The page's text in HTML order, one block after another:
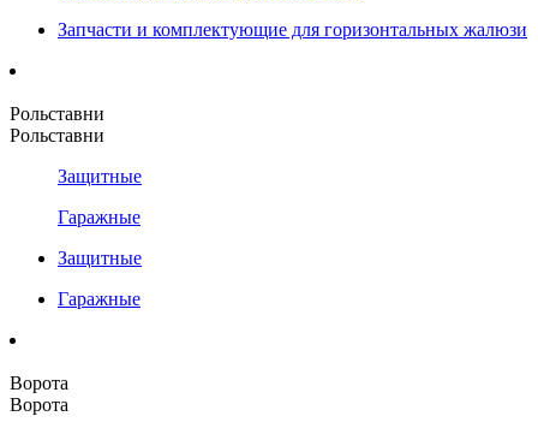
Запчасти и комплектующие для горизонтальных жалюзи
Рольставни
Рольставни
Защитные
Гаражные
Защитные
Гаражные
Ворота
Ворота